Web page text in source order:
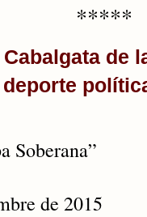
*****
de
Soberana”
de 2015